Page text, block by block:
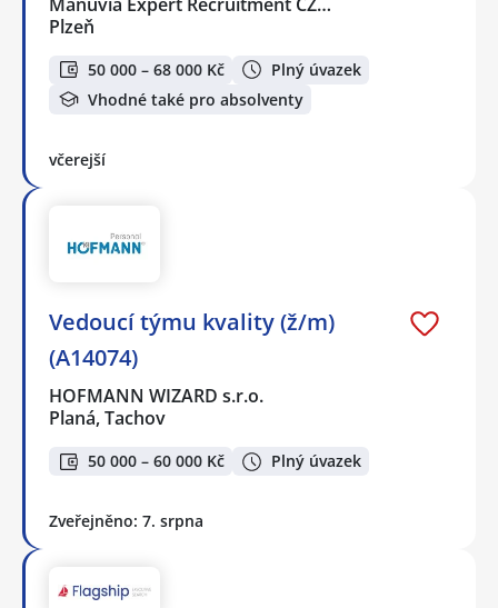
Plzeň
50 000 – 68 000 Kč
Plný úvazek
Vhodné také pro absolventy
včerejší
Vedoucí týmu kvality (ž/m)
(A14074)
HOFMANN WIZARD s.r.o.
Planá, Tachov
50 000 – 60 000 Kč Plný úvazek
Zveřejněno: 7. srpna